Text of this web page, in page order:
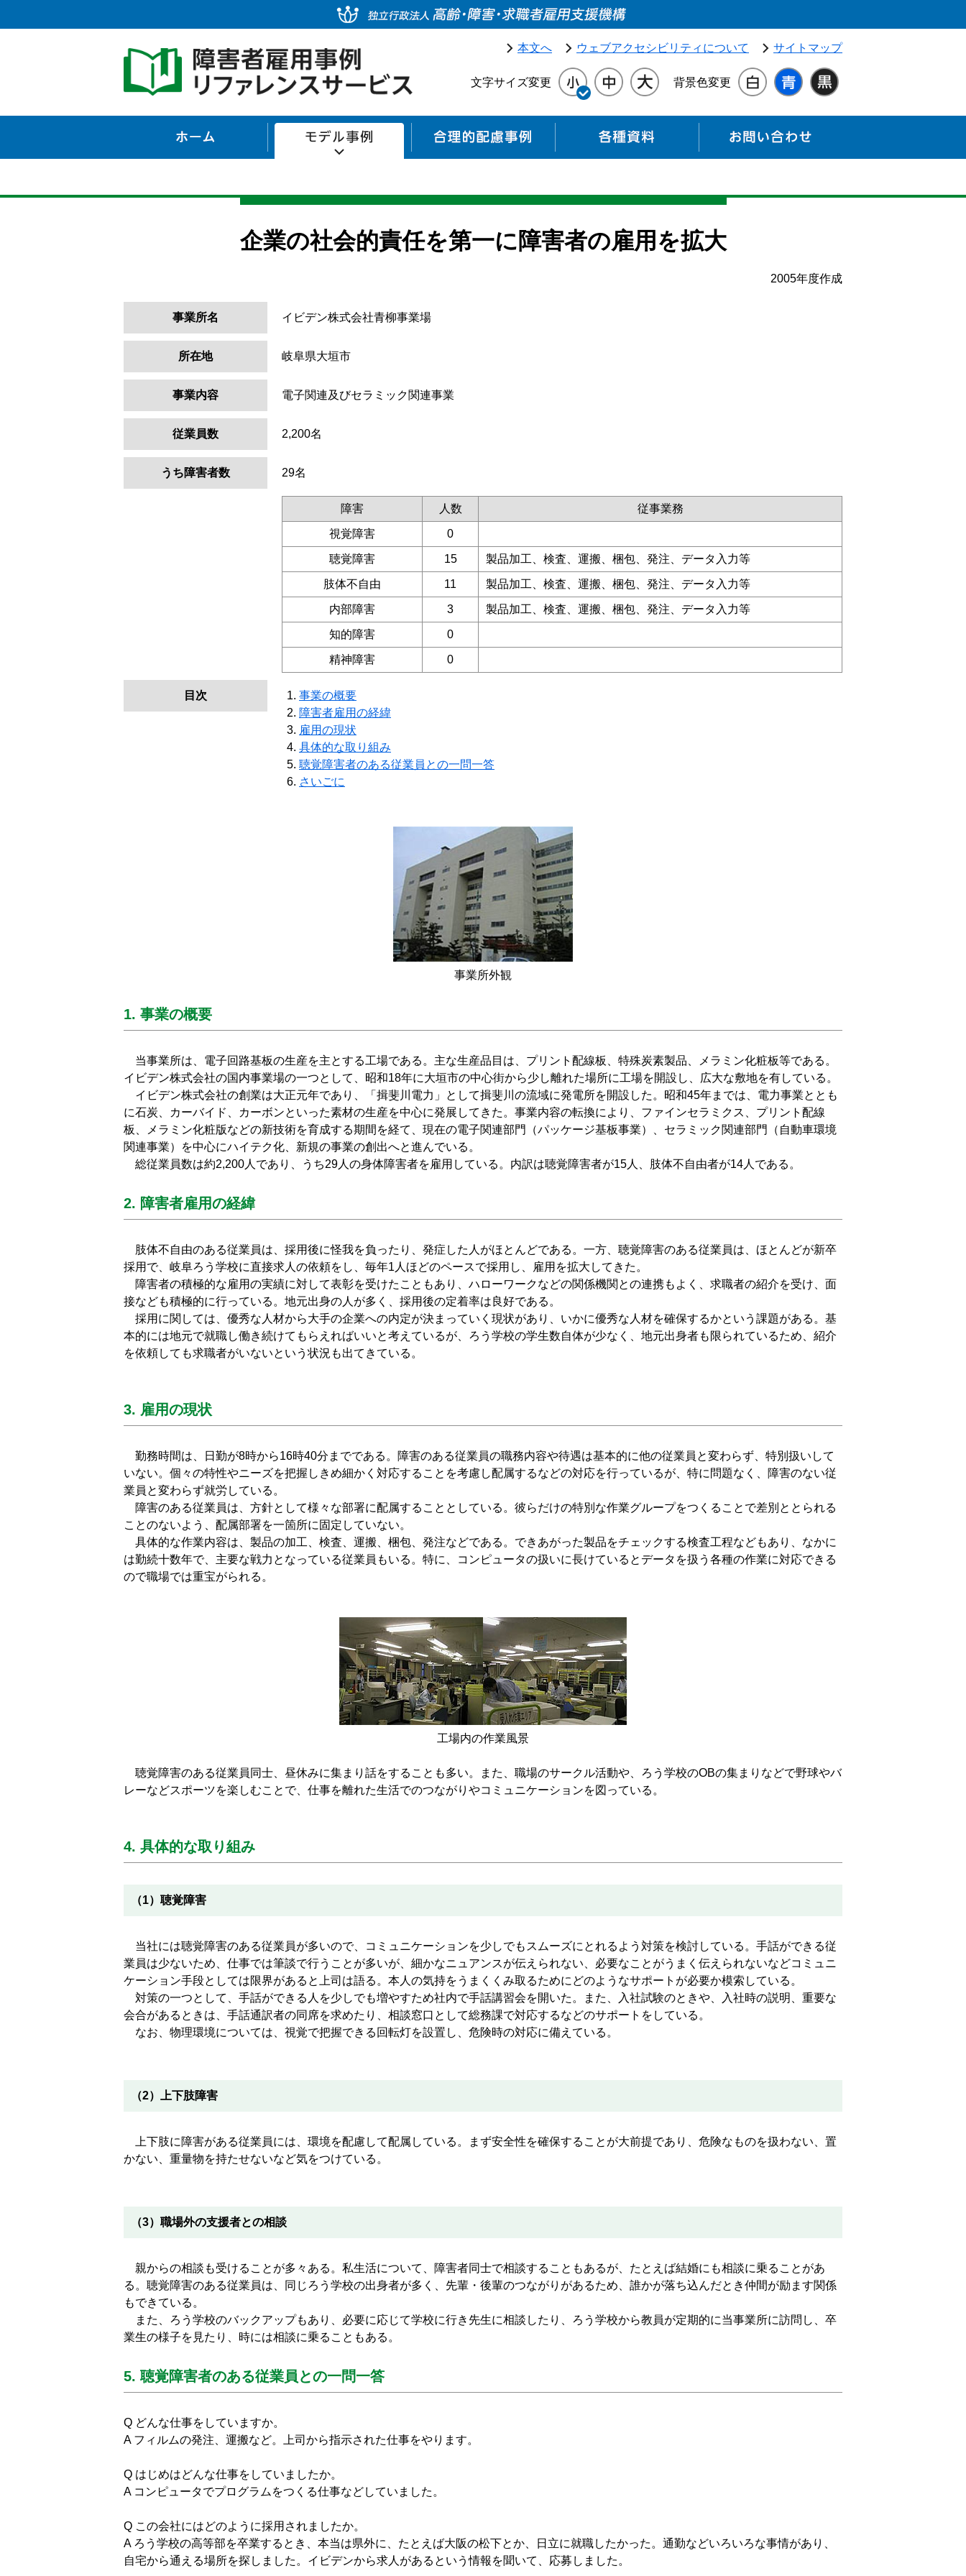
本文へ ウェブアクセシビリティについて サイトマップ
文字サイズ変更 背景色変更
モデル事例 合理的配慮事例 各種資料
企業の社会的責任を第一に障害者の雇用を拡大
2005年度作成
事業所名 イビデン株式会社青柳事業場
所在地 岐阜県大垣市
事業内容 電子関連及びセラミック関連事業
従業員数 2,200名
うち障害者数 29名
障害 人数 従事業務
視覚障害 0
聴覚障害 15 製品加工、検査、運搬、梱包、発注、データ入力等
肢体不自由 11 製品加工、検査、運搬、梱包、発注、データ入力等
内部障害 3 製品加工、検査、運搬、梱包、発注、データ入力等
知的障害 0
精神障害 0
目次
事業の概要
障害者雇用の経緯
雇用の現状
具体的な取り組み
聴覚障害者のある従業員との一問一答
さいごに
事業所外観
1. 事業の概要
当事業所は、電子回路基板の生産を主とする工場である。主な生産品目は、プリント配線板、特殊炭素製品、メラミン化粧板等である。
イビデン株式会社の国内事業場の一つとして、昭和18年に大垣市の中心街から少し離れた場所に工場を開設し、広大な敷地を有している。
イビデン株式会社の創業は大正元年であり、「揖斐川電力」として揖斐川の流域に発電所を開設した。昭和45年までは、電力事業ととも
に石炭、カーバイド、カーボンといった素材の生産を中心に発展してきた。事業内容の転換により、ファインセラミクス、プリント配線
板、メラミン化粧版などの新技術を育成する期間を経て、現在の電子関連部門（パッケージ基板事業）、セラミック関連部門（自動車環境
関連事業）を中心にハイテク化、新規の事業の創出へと進んでいる。
総従業員数は約2,200人であり、うち29人の身体障害者を雇用している。内訳は聴覚障害者が15人、肢体不自由者が14人である。
2. 障害者雇用の経緯
肢体不自由のある従業員は、採用後に怪我を負ったり、発症した人がほとんどである。一方、聴覚障害のある従業員は、ほとんどが新卒
採用で、岐阜ろう学校に直接求人の依頼をし、毎年1人ほどのペースで採用し、雇用を拡大してきた。
障害者の積極的な雇用の実績に対して表彰を受けたこともあり、ハローワークなどの関係機関との連携もよく、求職者の紹介を受け、面
接なども積極的に行っている。地元出身の人が多く、採用後の定着率は良好である。
採用に関しては、優秀な人材から大手の企業への内定が決まっていく現状があり、いかに優秀な人材を確保するかという課題がある。基
本的には地元で就職し働き続けてもらえればいいと考えているが、ろう学校の学生数自体が少なく、地元出身者も限られているため、紹介
を依頼しても求職者がいないという状況も出てきている。
3. 雇用の現状
勤務時間は、日勤が8時から16時40分までである。障害のある従業員の職務内容や待遇は基本的に他の従業員と変わらず、特別扱いして
いない。個々の特性やニーズを把握しきめ細かく対応することを考慮し配属するなどの対応を行っているが、特に問題なく、障害のない従
業員と変わらず就労している。
障害のある従業員は、方針として様々な部署に配属することとしている。彼らだけの特別な作業グループをつくることで差別ととられる
ことのないよう、配属部署を一箇所に固定していない。
具体的な作業内容は、製品の加工、検査、運搬、梱包、発注などである。できあがった製品をチェックする検査工程などもあり、なかに
は勤続十数年で、主要な戦力となっている従業員もいる。特に、コンピュータの扱いに長けているとデータを扱う各種の作業に対応できる
ので職場では重宝がられる。
工場内の作業風景
聴覚障害のある従業員同士、昼休みに集まり話をすることも多い。また、職場のサークル活動や、ろう学校のOBの集まりなどで野球やバ
レーなどスポーツを楽しむことで、仕事を離れた生活でのつながりやコミュニケーションを図っている。
4. 具体的な取り組み
（1）聴覚障害
当社には聴覚障害のある従業員が多いので、コミュニケーションを少しでもスムーズにとれるよう対策を検討している。手話ができる従
業員は少ないため、仕事では筆談で行うことが多いが、細かなニュアンスが伝えられない、必要なことがうまく伝えられないなどコミュニ
ケーション手段としては限界があると上司は語る。本人の気持をうまくくみ取るためにどのようなサポートが必要か模索している。
対策の一つとして、手話ができる人を少しでも増やすため社内で手話講習会を開いた。また、入社試験のときや、入社時の説明、重要な
会合があるときは、手話通訳者の同席を求めたり、相談窓口として総務課で対応するなどのサポートをしている。
なお、物理環境については、視覚で把握できる回転灯を設置し、危険時の対応に備えている。
（2）上下肢障害
上下肢に障害がある従業員には、環境を配慮して配属している。まず安全性を確保することが大前提であり、危険なものを扱わない、置
かない、重量物を持たせないなど気をつけている。
（3）職場外の支援者との相談
親からの相談も受けることが多々ある。私生活について、障害者同士で相談することもあるが、たとえば結婚にも相談に乗ることがあ
る。聴覚障害のある従業員は、同じろう学校の出身者が多く、先輩・後輩のつながりがあるため、誰かが落ち込んだとき仲間が励ます関係
もできている。
また、ろう学校のバックアップもあり、必要に応じて学校に行き先生に相談したり、ろう学校から教員が定期的に当事業所に訪問し、卒
業生の様子を見たり、時には相談に乗ることもある。
5. 聴覚障害者のある従業員との一問一答
Q どんな仕事をしていますか。
A フィルムの発注、運搬など。上司から指示された仕事をやります。
Q はじめはどんな仕事をしていましたか。
A コンピュータでプログラムをつくる仕事などしていました。
Q この会社にはどのように採用されましたか。
A ろう学校の高等部を卒業するとき、本当は県外に、たとえば大阪の松下とか、日立に就職したかった。通勤などいろいろな事情があり、
自宅から通える場所を探しました。イビデンから求人があるという情報を聞いて、応募しました。